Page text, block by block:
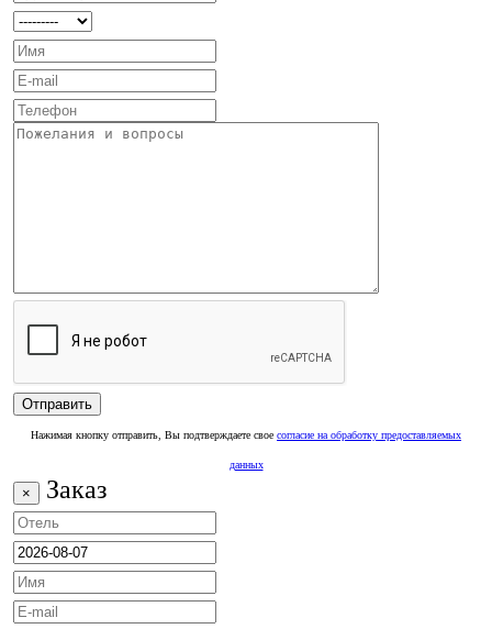
Нажимая кнопку отправить, Вы подтверждаете свое согласие на обработку предоставляемых
данных
× Заказ